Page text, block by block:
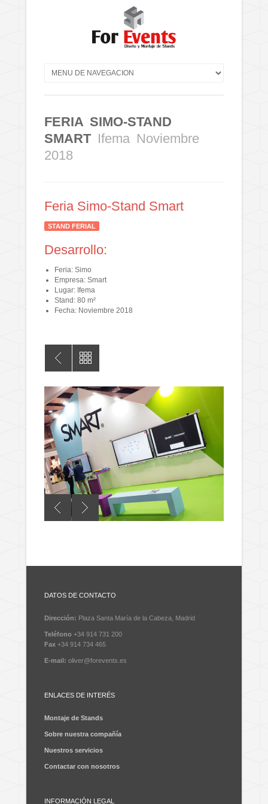
FERIA SIMO-STAND
SMART Ifema Noviembre
2018
Feria Simo-Stand Smart
STAND FERIAL
Desarrollo:
Feria: Simo
Empresa: Smart
Lugar: Ifema
Stand: 80 m²
Fecha: Noviembre 2018
DATOS DE CONTACTO
Dirección: Plaza Santa María de la Cabeza, Madrid
Teléfono +34 914 731 200
Fax +34 914 734 465
E-mail: oliver@forevents.es
ENLACES DE INTERÉS
Montaje de Stands
Sobre nuestra compañía
Nuestros servicios
Contactar con nosotros
INFORMACIÓN LEGAL